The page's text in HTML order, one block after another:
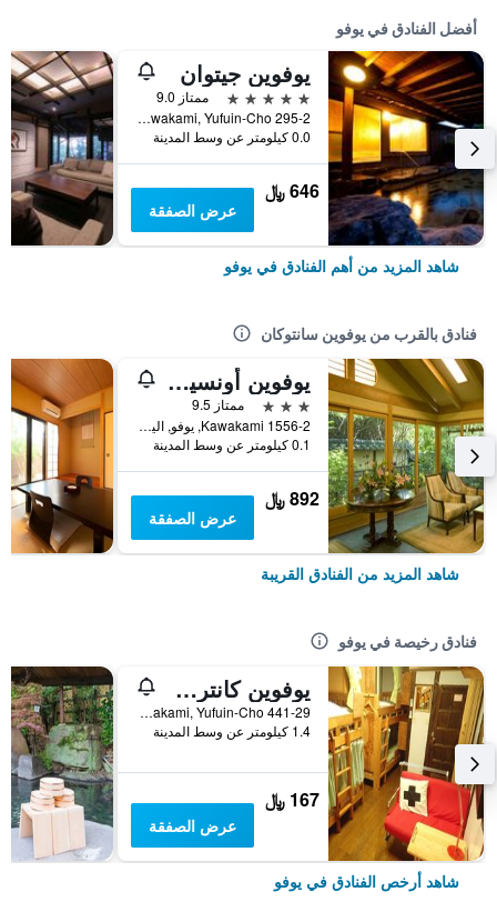
أفضل الفنادق في يوفو
يوفوين جيتوان
5 نجوم
ممتاز 9.0
295-2 Kawakami, Yufuin-Cho, يوفو, اليابان
0.0 كيلومتر عن وسط المدينة
646 ﷼
عرض الصفقة
شاهد المزيد من أهم الفنادق في يوفو
فنادق بالقرب من يوفوين سانتوكان
يوفوين أونسين ريوتاي تانوكورا
3 نجوم
ممتاز 9.5
1556-2 Kawakami, يوفو, اليابان
0.1 كيلومتر عن وسط المدينة
892 ﷼
عرض الصفقة
شاهد المزيد من الفنادق القريبة
فنادق رخيصة في يوفو
يوفوين كانتري رود يوث هوستل
441-29 Kawakami, Yufuin-Cho, يوفو, اليابان
1.4 كيلومتر عن وسط المدينة
167 ﷼
عرض الصفقة
شاهد أرخص الفنادق في يوفو